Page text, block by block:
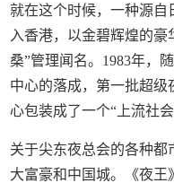
就在这个时候，一种源自
入香港，以金碧辉煌的
桑”管理闻名。1983年，
中心的落成，第一批超
心包装成了一个“上流社
关于尖东夜总会的各种都
大富豪和中国城。《夜